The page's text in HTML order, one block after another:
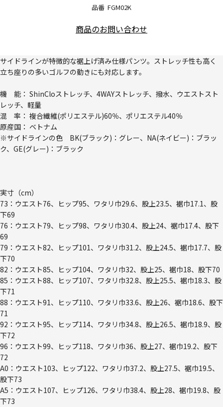
品番 FGM02K
商品のお問い合わせ
サイドラインが特徴的な裾上げ済み仕様パンツ。ストレッチ性も高く
立ち座りの多いゴルフの動きにも対応します。
機 能： ShinCloストレッチ、4WAYストレッチ、撥水、ウエストスト
レッチ、軽量
混 率： 複合繊維(ポリエステル)60％、ポリエステル40％
原産国： ベトナム
※サイドラインの色 BK(ブラック)：グレー、NA(ネイビー)：ブラッ
ク、GE(グレー)：ブラック
実寸（cm）
73：ウエスト76、ヒップ95、ワタリ巾29.6、股上23.5、裾巾17.1、股
下69
76：ウエスト79、ヒップ98、ワタリ巾30.4、股上24、裾巾17.4、股下
69
79：ウエスト82、ヒップ101、ワタリ巾31.2、股上24.5、裾巾17.7、股
下70
82：ウエスト85、ヒップ104、ワタリ巾32、股上25、裾巾18、股下70
85：ウエスト88、ヒップ107、ワタリ巾32.8、股上25.5、裾巾18.3、股
下71
88：ウエスト91、ヒップ110、ワタリ巾33.6、股上26、裾巾18.6、股下
71
92：ウエスト95、ヒップ114、ワタリ巾34.8、股上26.5、裾巾18.9、股
下72
96：ウエスト99、ヒップ118、ワタリ巾36、股上27、裾巾19.2、股下
72
A0：ウエスト103、ヒップ122、ワタリ巾37.2、股上27.5、裾巾19.5、
股下73
A5：ウエスト107、ヒップ126、ワタリ巾38.4、股上28、裾巾19.8、股
下73